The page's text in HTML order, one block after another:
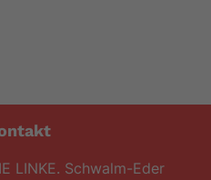
LINKE. Schwalm-Eder